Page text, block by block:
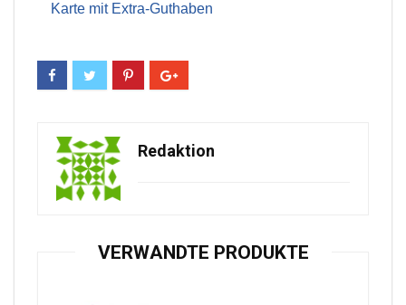
Karte mit Extra-Guthaben
Redaktion
VERWANDTE PRODUKTE